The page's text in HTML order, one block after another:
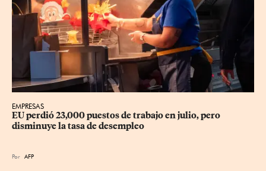
EMPRESAS
EU perdió 23,000 puestos de trabajo en julio, pero
disminuye la tasa de desempleo
Por AFP